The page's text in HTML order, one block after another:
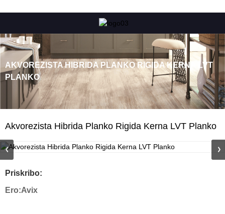
AKVOREZISTA HIBRIDA PLANKO RIGIDA KERNA LVT
PLANKO
Akvorezista Hibrida Planko Rigida Kerna LVT Planko
Priskribo:
Ero:Avix